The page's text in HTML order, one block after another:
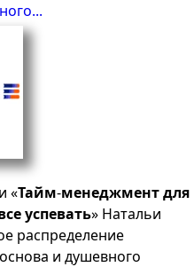
«Тайм-менеджментдля
успевать» Натальи
распределение
и душевного